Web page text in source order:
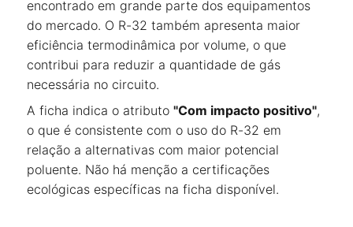
encontrado em grande parte dos equipamentos
do mercado. O R-32 também apresenta maior
eficiência termodinâmica por volume, o que
contribui para reduzir a quantidade de gás
necessária no circuito.
A ficha indica o atributo "Com impacto positivo",
o que é consistente com o uso do R-32 em
relação a alternativas com maior potencial
poluente. Não há menção a certificações
ecológicas específicas na ficha disponível.